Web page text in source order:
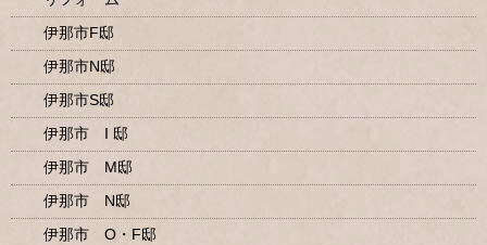
伊那市F邸
伊那市N邸
伊那市S邸
伊那市 I 邸
伊那市 M邸
伊那市 N邸
伊那市 O・F邸